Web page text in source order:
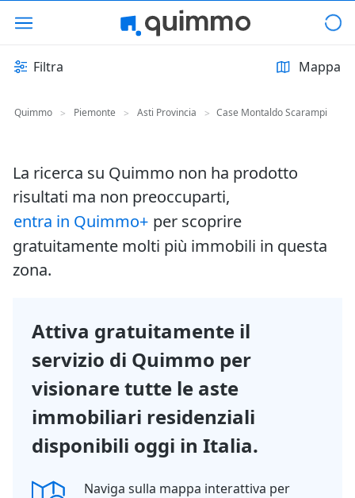
Filtra Mappa
Quimmo > Piemonte > Asti Provincia > Case Montaldo Scarampi
La ricerca su Quimmo non ha prodotto
risultati ma non preoccuparti,
entra in Quimmo+ per scoprire
gratuitamente molti più immobili in questa
zona.
Attiva gratuitamente il
servizio di Quimmo per
visionare tutte le aste
immobiliari residenziali
disponibili oggi in Italia.
Naviga sulla mappa interattiva per